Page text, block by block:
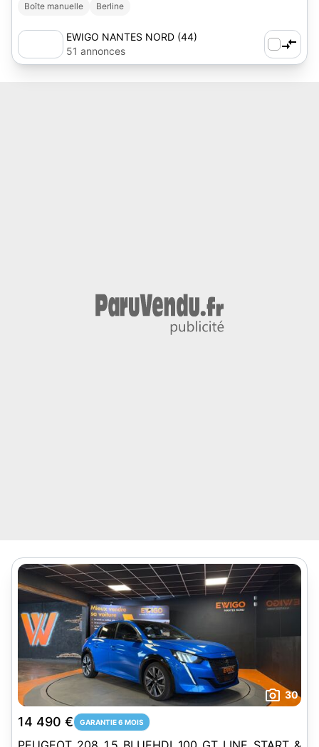
Boîte manuelle
Berline
EWIGO NANTES NORD (44)
51 annonces
30
14 490 € GARANTIE 6 MOIS